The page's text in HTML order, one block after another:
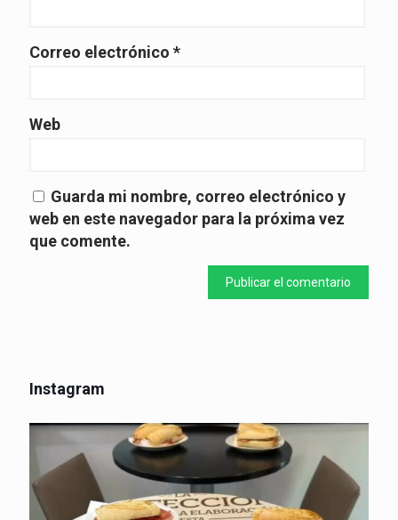
Correo electrónico *
Web
Guarda mi nombre, correo electrónico y
web en este navegador para la próxima vez
que comente.
Instagram